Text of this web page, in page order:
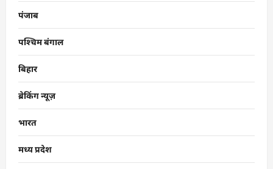
पंजाब
पश्चिम बंगाल
बिहार
ब्रेकिंग न्यूज़
भारत
मध्य प्रदेश